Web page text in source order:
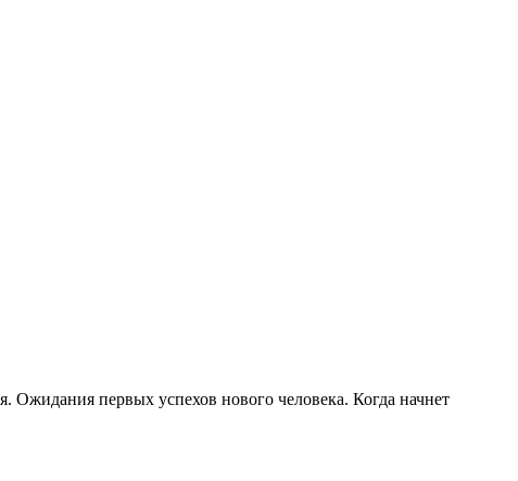
Ожидания первых успехов нового человека. Когда начнет